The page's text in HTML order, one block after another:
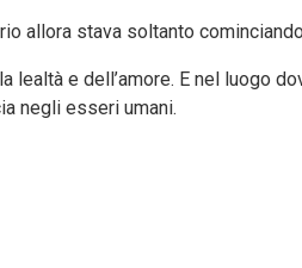
allora stava soltanto
e dell’amore. E nel luogo
negli esseri umani.